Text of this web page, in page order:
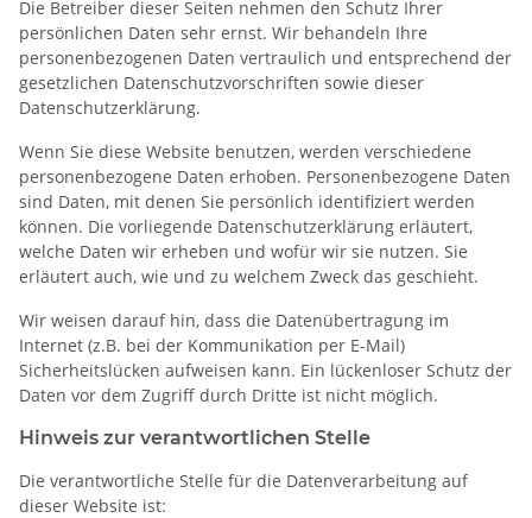
Die Betreiber dieser Seiten nehmen den Schutz Ihrer
persönlichen Daten sehr ernst. Wir behandeln Ihre
personenbezogenen Daten vertraulich und entsprechend der
gesetzlichen Datenschutzvorschriften sowie dieser
Datenschutzerklärung.
Wenn Sie diese Website benutzen, werden verschiedene
personenbezogene Daten erhoben. Personenbezogene Daten
sind Daten, mit denen Sie persönlich identifiziert werden
können. Die vorliegende Datenschutzerklärung erläutert,
welche Daten wir erheben und wofür wir sie nutzen. Sie
erläutert auch, wie und zu welchem Zweck das geschieht.
Wir weisen darauf hin, dass die Datenübertragung im
Internet (z.B. bei der Kommunikation per E-Mail)
Sicherheitslücken aufweisen kann. Ein lückenloser Schutz der
Daten vor dem Zugriff durch Dritte ist nicht möglich.
Hinweis zur verantwortlichen Stelle
Die verantwortliche Stelle für die Datenverarbeitung auf
dieser Website ist: